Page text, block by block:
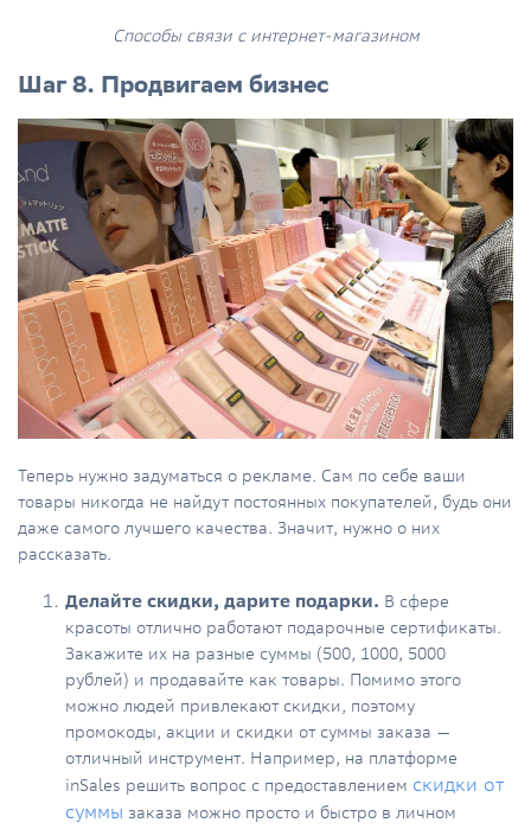
Способы связи с интернет-магазином
Шаг 8. Продвигаем бизнес
Теперь нужно задуматься о рекламе. Сам по себе ваши
товары никогда не найдут постоянных покупателей, будь они
даже самого лучшего качества. Значит, нужно о них
рассказать.
Делайте скидки, дарите подарки. В сфере
красоты отлично работают подарочные сертификаты.
Закажите их на разные суммы (500, 1000, 5000
рублей) и продавайте как товары. Помимо этого
можно людей привлекают скидки, поэтому
промокоды, акции и скидки от суммы заказа —
отличный инструмент. Например, на платформе
inSales решить вопрос с предоставлением скидки от
суммы заказа можно просто и быстро в личном